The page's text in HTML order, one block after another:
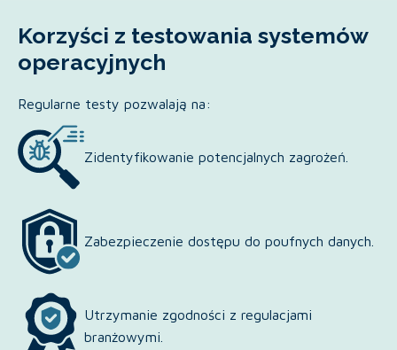
Korzyści z testowania systemów
operacyjnych
Regularne testy pozwalają na:
Zidentyfikowanie potencjalnych zagrożeń.
Zabezpieczenie dostępu do poufnych danych.
Utrzymanie zgodności z regulacjami
branżowymi.